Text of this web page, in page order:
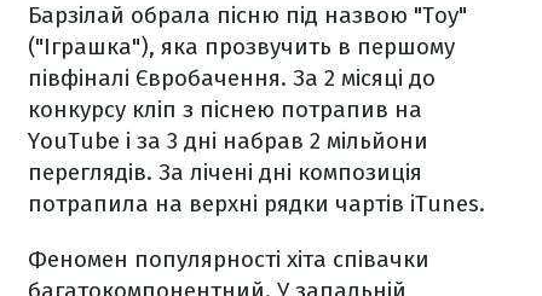
Барзілай обрала пісню під назвою "Тоу"
("Іграшка"), яка прозвучить в першому
півфіналі Євробачення. За 2 місяці до
конкурсу кліп з піснею потрапив на
YouTube і за 3 дні набрав 2 мільйони
переглядів. За лічені дні композиція
потрапила на верхні рядки чартів iTunes.
Феномен популярності хіта співачки